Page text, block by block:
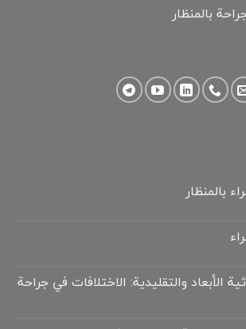
بالمنظار
بالمنظار
الأبعاد والتقليدية: الاختلافات في جراحة